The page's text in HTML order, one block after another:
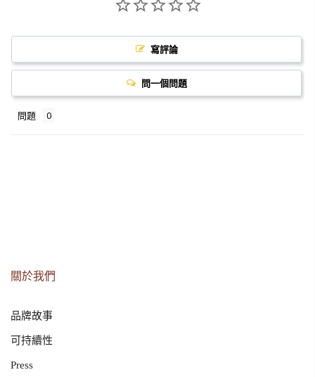
寫評論
問一個問題
問題
關於我們
品牌故事
可持續性
Press